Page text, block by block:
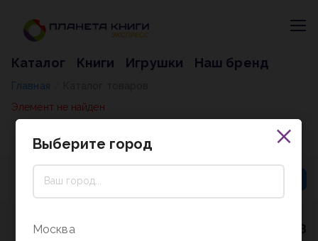
Каталог Книги Игрушки Наш бренд
Главная
Элемент не найден
8 (800) 5000-338
Выберите город
Москва